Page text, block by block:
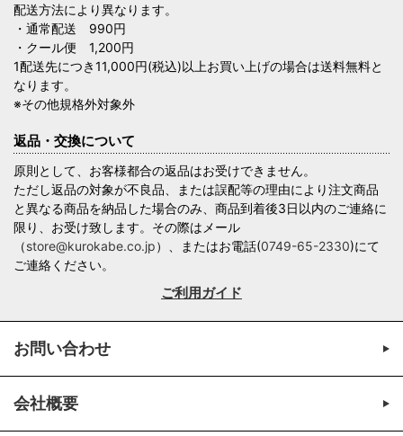
配送方法により異なります。
・通常配送 990円
・クール便 1,200円
1配送先につき11,000円(税込)以上お買い上げの場合は送料無料と
なります。
※その他規格外対象外
返品・交換について
原則として、お客様都合の返品はお受けできません。
ただし返品の対象が不良品、または誤配等の理由により注文商品
と異なる商品を納品した場合のみ、商品到着後3日以内のご連絡に
限り、お受け致します。その際はメール
（store@kurokabe.co.jp）、またはお電話(0749-65-2330)にて
ご連絡ください。
ご利用ガイド
お問い合わせ
会社概要